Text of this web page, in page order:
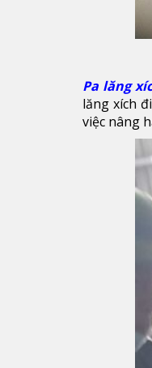
Pa lăng
lăng xích
việc nâng